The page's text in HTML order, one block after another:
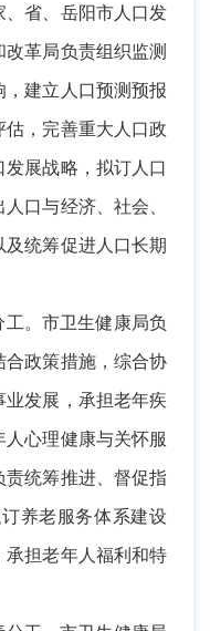
、省、岳阳市人口发
革局负责组织监测
建立人口预测预报
，完善重大人口政
展战略，拟订人口
口与经济、社会、
统筹促进人口长期
。市卫生健康局负
政策措施，综合协
发展，承担老年疾
心理健康与关怀服
统筹推进、督促指
养老服务体系建设
担老年人福利和特